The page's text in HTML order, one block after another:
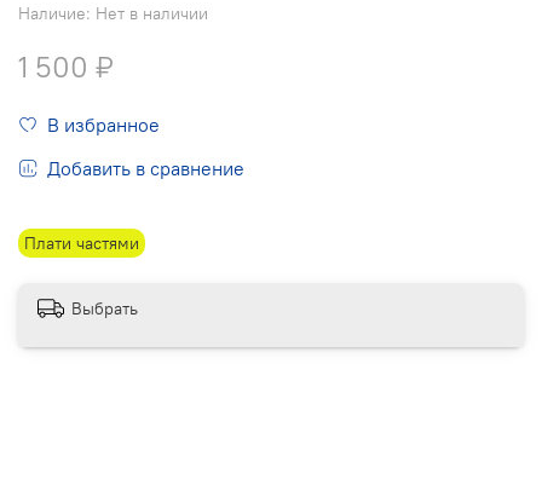
Наличие: Нет в наличии
Плати частями
1 500 ₽
В избранное
Добавить в сравнение
Выбрать